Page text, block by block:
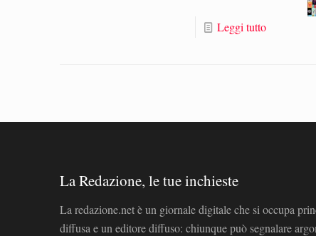
Leggi tutto
La Redazione, le tue inchieste
La redazione.net è un giornale digitale che si occupa
diffusa e un editore diffuso: chiunque può segnalare